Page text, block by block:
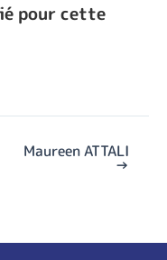
pour cette
Maureen ATTALI
→